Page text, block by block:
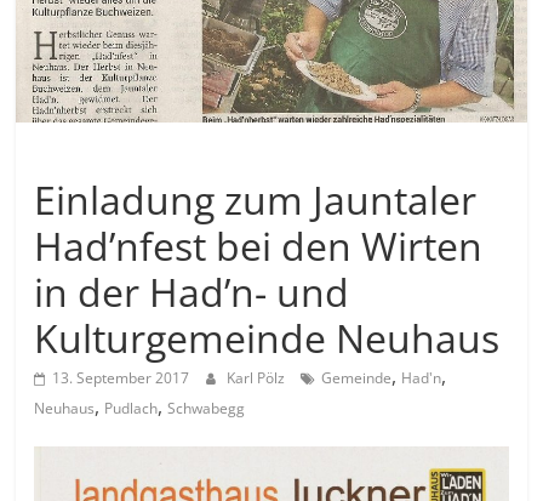
Einladung zum Jauntaler
Had’nfest bei den Wirten
in der Had’n- und
Kulturgemeinde Neuhaus
13. September 2017 Karl Pölz Gemeinde, Had'n,
Neuhaus, Pudlach,Schwabegg